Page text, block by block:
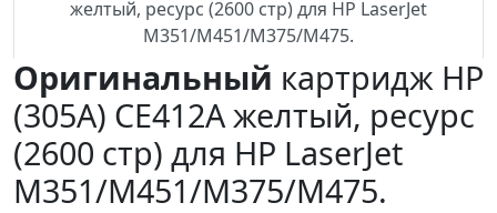
Оригинальный картридж HP
(305A) CE412A желтый, ресурс
(2600 стр) для HP LaserJet
M351/M451/M375/M475.